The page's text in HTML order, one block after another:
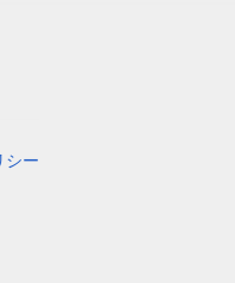
シー